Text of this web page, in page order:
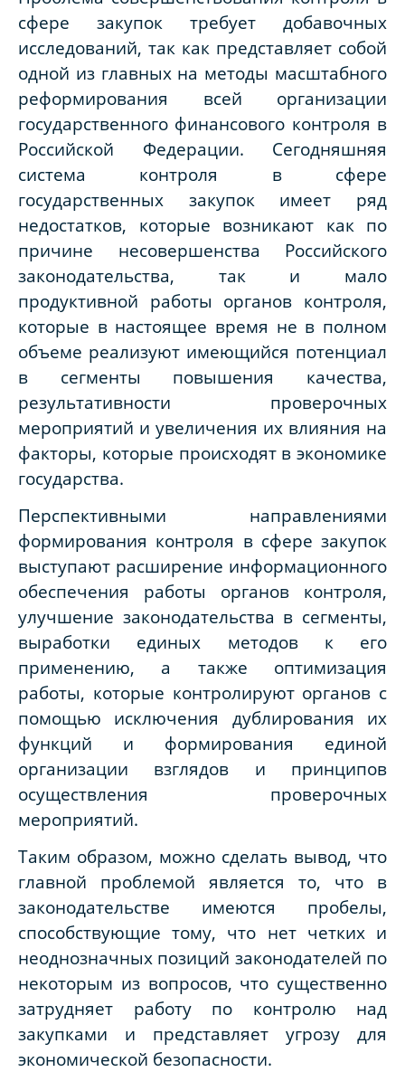
сфере закупок требует добавочных
исследований, так как представляет собой
одной из главных на методы масштабного
реформирования всей организации
государственного финансового контроля в
Российской Федерации. Сегодняшняя
система контроля в сфере
государственных закупок имеет ряд
недостатков, которые возникают как по
причине несовершенства Российского
законодательства, так и мало
продуктивной работы органов контроля,
которые в настоящее время не в полном
объеме реализуют имеющийся потенциал
в сегменты повышения качества,
результативности проверочных
мероприятий и увеличения их влияния на
факторы, которые происходят в экономике
государства.
Перспективными направлениями
формирования контроля в сфере закупок
выступают расширение информационного
обеспечения работы органов контроля,
улучшение законодательства в сегменты,
выработки единых методов к его
применению, а также оптимизация
работы, которые контролируют органов с
помощью исключения дублирования их
функций и формирования единой
организации взглядов и принципов
осуществления проверочных
мероприятий.
Таким образом, можно сделать вывод, что
главной проблемой является то, что в
законодательстве имеются пробелы,
способствующие тому, что нет четких и
неоднозначных позиций законодателей по
некоторым из вопросов, что существенно
затрудняет работу по контролю над
закупками и представляет угрозу для
экономической безопасности.